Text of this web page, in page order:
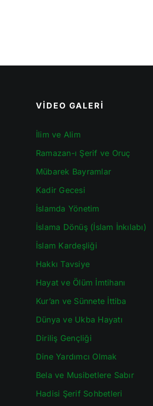
VİDEO GALERİ
İlim ve Alim
Ramazan-ı Şerif ve Oruç
Mübarek Bayramlar
Kadir Gecesi
İslamda Yönetim
İslama Dönüş (İslam İnkılabı)
İslam Kardeşliği
Hakkı Tavsiye
Hayat ve Ölüm İmtihanı
Kur’an ve Sünnete İttiba
Dünya ve Ukba Hayatı
Diriliş Gençliği
Dine Yardımcı Olmak
Bela ve Musibetlere Sabır
Hadisi Şerif Sohbetleri